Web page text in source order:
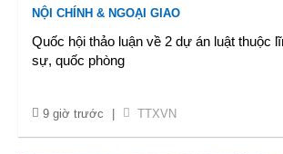
NỘI CHÍNH & NGOẠI GIAO
Quốc hội thảo luận về 2 dự án luật thuộc
sự, quốc phòng
9 giờ trước TTXVN